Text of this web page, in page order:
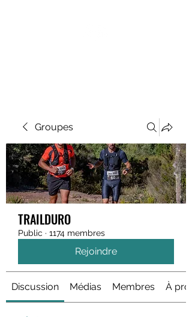
Groupes
TRAILDURO
Public · 1174 membres
Rejoindre
Discussion Médias Membres À